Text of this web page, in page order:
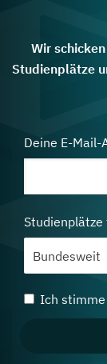
Wir
Studienplätze
Deine E-Mail-
Studienplätze
Ich stimme